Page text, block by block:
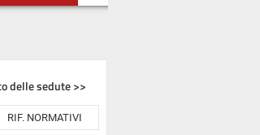
delle sedute >>
RIF. NORMATIVI